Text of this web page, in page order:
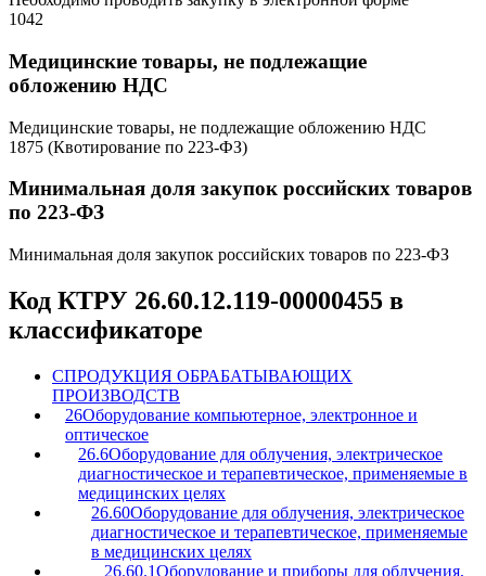
1042
Медицинские товары, не подлежащие
обложению НДС
Медицинские товары, не подлежащие обложению НДС
1875 (Квотирование по 223-ФЗ)
Минимальная доля закупок российских товаров
по 223-ФЗ
Минимальная доля закупок российских товаров по 223-ФЗ
Код КТРУ 26.60.12.119-00000455 в
классификаторе
CПРОДУКЦИЯ ОБРАБАТЫВАЮЩИХ
ПРОИЗВОДСТВ
26Оборудование компьютерное, электронное и
оптическое
26.6Оборудование для облучения, электрическое
диагностическое и терапевтическое, применяемые в
медицинских целях
26.60Оборудование для облучения, электрическое
диагностическое и терапевтическое, применяемые
в медицинских целях
26.60.1Оборудование и приборы для облучения,